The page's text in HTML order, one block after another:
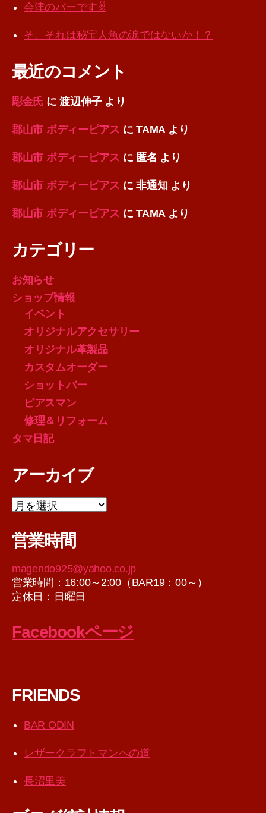
会津のバーです✌️
そ、それは秘宝人魚の涙ではないか！？
最近のコメント
彫金氏 に渡辺伸子より
郡山市 ボディーピアス にTAMA より
郡山市 ボディーピアス に 匿名 より
郡山市 ボディーピアス に非通知 より
郡山市 ボディーピアス にTAMA より
カテゴリー
お知らせ
ショップ情報
イベント
オリジナルアクセサリー
オリジナル革製品
カスタムオーダー
ショットバー
ピアスマン
修理＆リフォーム
タマ日記
アーカイブ
ア
ー
イ
営業時間
magendo925@yahoo.co.jp
営業時間：16:00～2:00（BAR19：00～）
定休日：日曜日
Facebookページ
FRIENDS
BAR ODIN
レザークラフトマンへの道
長沼里美